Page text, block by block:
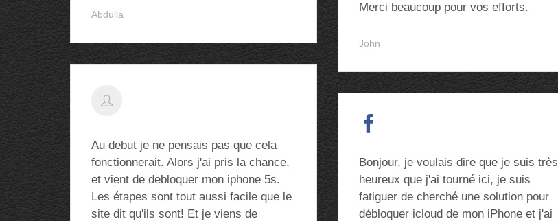
Abdulla
Au debut je ne pensais pas que cela
fonctionnerait. Alors j'ai pris la chance,
et vient de debloquer mon iphone 5s.
Les étapes sont tout aussi facile que le
site dit qu'ils sont! Et je viens de
Merci beaucoup pour vos efforts.
John
Bonjour, je voulais dire que je suis très
heureux que j'ai tourné ici, je suis
fatiguer de cherché une solution pour
débloquer icloud de mon iPhone et j'ai